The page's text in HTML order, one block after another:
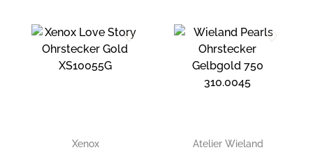
Zur
Wunschliste
Xenox
Wunschliste
hinzufügen
Atelier Wieland